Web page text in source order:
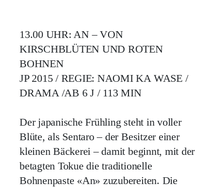
13.00 UHR: AN – VON
KIRSCHBLÜTEN UND ROTEN
BOHNEN
JP 2015 / REGIE: NAOMI KA WASE /
DRAMA /AB 6 J / 113 MIN
Der japanische Frühling steht in voller
Blüte, als Sentaro – der Besitzer einer
kleinen Bäckerei – damit beginnt, mit der
betagten Tokue die traditionelle
Bohnenpaste «An» zuzubereiten. Die